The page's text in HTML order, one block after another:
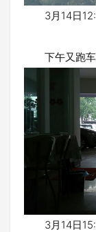
3月14日
下午又跑车
3月14日